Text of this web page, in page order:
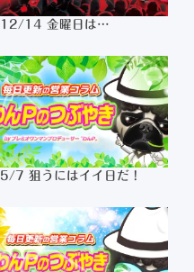
12/14 金曜日は…
5/7 狙うにはイイ日だ！